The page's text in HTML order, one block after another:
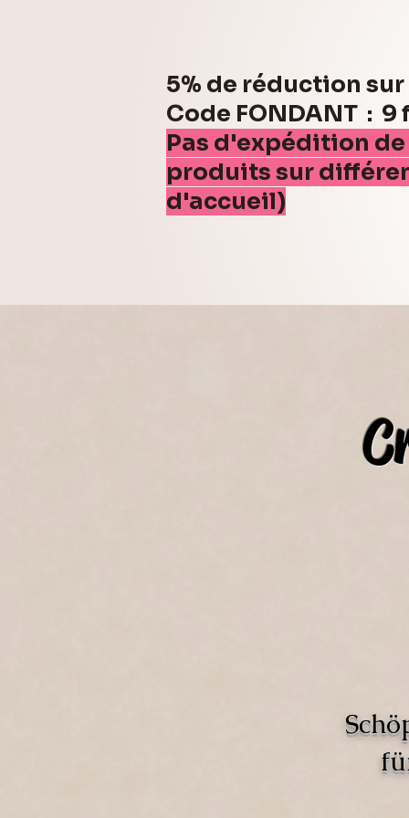
5% de réduction
Code FONDANT : 9
Pas d'expédition
produits sur
d'accueil)